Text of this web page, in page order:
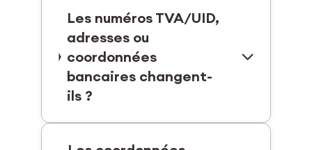
Les numéros TVA/UID,
adresses ou
coordonnées
bancaires changent-
ils ?